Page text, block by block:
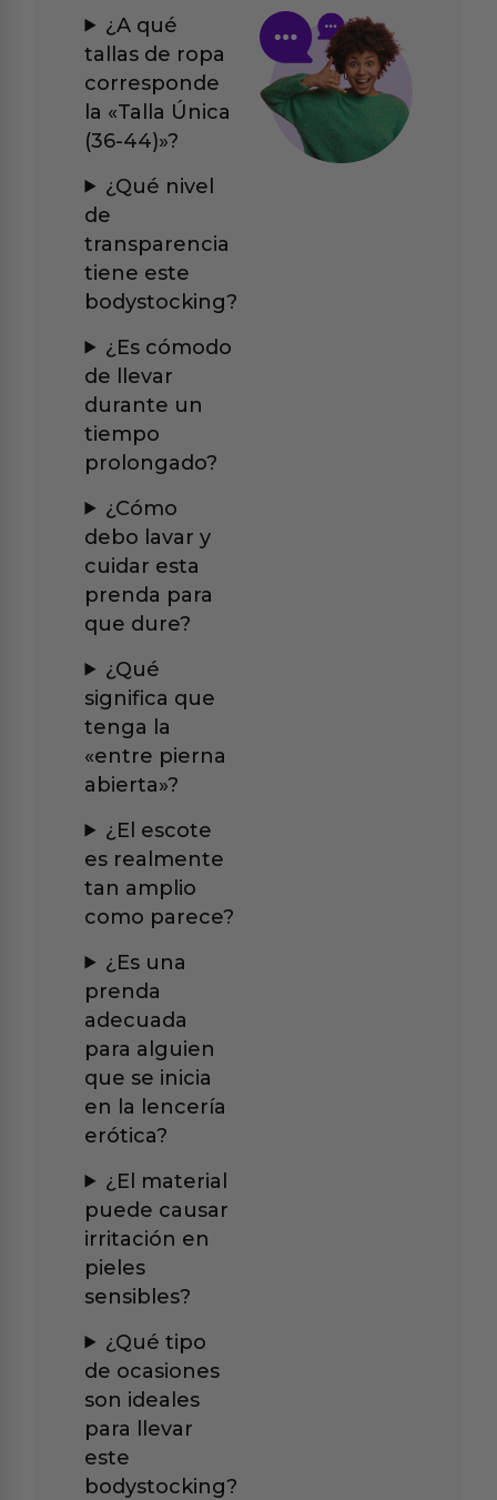
¿A qué
tallas de ropa
corresponde
la «Talla Única
(36-44)»?
¿Qué nivel
de
transparencia
tiene este
bodystocking?
¿Es cómodo
de llevar
durante un
tiempo
prolongado?
¿Cómo
debo lavar y
cuidar esta
prenda para
que dure?
¿Qué
significa que
tenga la
«entre pierna
abierta»?
¿El escote
es realmente
tan amplio
como parece?
¿Es una
prenda
adecuada
para alguien
que se inicia
en la lencería
erótica?
¿El material
puede causar
irritación en
pieles
sensibles?
¿Qué tipo
de ocasiones
son ideales
para llevar
este
bodystocking?